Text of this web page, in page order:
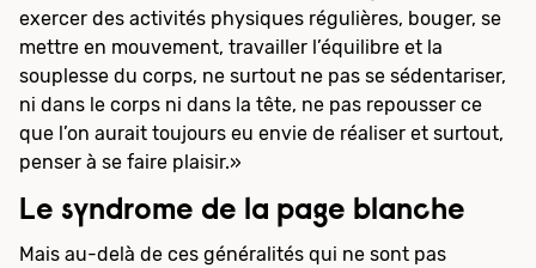
exercer des activités physiques régulières, bouger, se
mettre en mouvement, travailler l’équilibre et la
souplesse du corps, ne surtout ne pas se sédentariser,
ni dans le corps ni dans la tête, ne pas repousser ce
que l’on aurait toujours eu envie de réaliser et surtout,
penser à se faire plaisir.»
Le syndrome de la page blanche
Mais au-delà de ces généralités qui ne sont pas